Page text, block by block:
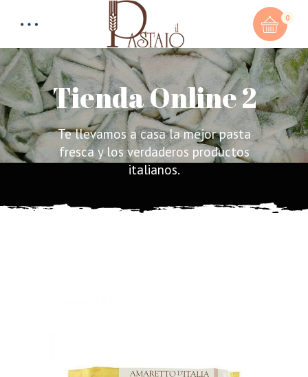
0
Total: 0,00€
Tienda Online 2
Te llevamos a casa la mejor pasta
fresca y los verdaderos productos
italianos.